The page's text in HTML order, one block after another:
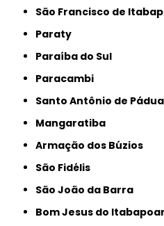
São Francisco de
Paraty
Paraíba do Sul
Paracambi
Santo Antônio de Pádua
Mangaratiba
Armação dos Búzios
São Fidélis
São João da Barra
Bom Jesus do